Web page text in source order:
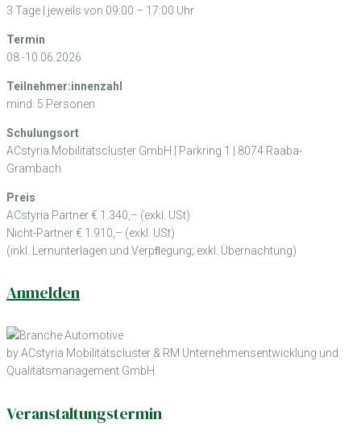
3 Tage | jeweils von 09:00 – 17:00 Uhr
Termin
08.-10.06.2026
Teilnehmer:innenzahl
mind. 5 Personen
Schulungsort
ACstyria Mobilitätscluster GmbH | Parkring 1 | 8074 Raaba-
Grambach
Preis
ACstyria Partner € 1.340,– (exkl. USt)
Nicht-Partner € 1.910,– (exkl. USt)
(inkl. Lernunterlagen und Verpﬂegung; exkl. Übernachtung)
Anmelden
by ACstyria Mobilitätscluster & RM Unternehmensentwicklung und
Qualitätsmanagement GmbH
Veranstaltungstermin